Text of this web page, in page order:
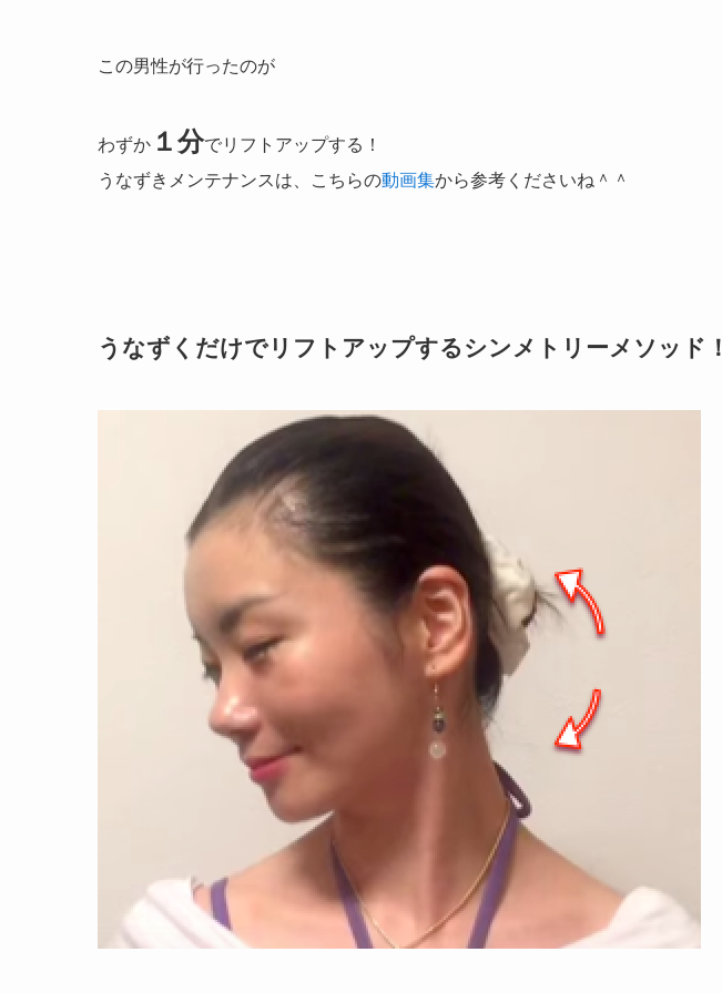
この男性が行ったのが
わずか １分でリフトアップする！
うなずきメンテナンスは、こちらの動画集から参考くださいね＾＾
うなずくだけでリフトアップするシンメトリーメソッド！